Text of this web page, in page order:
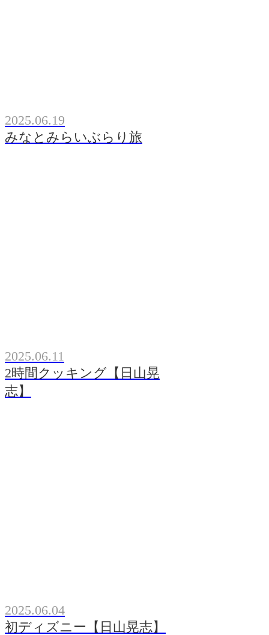
2025.06.19
みなとみらいぶらり旅
2025.06.11
2時間クッキング【日山晃
志】
2025.06.04
初ディズニー【日山晃志】